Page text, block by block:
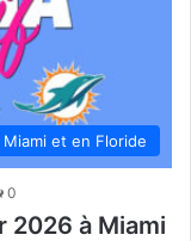
et en Floride
0
2026 à Miami